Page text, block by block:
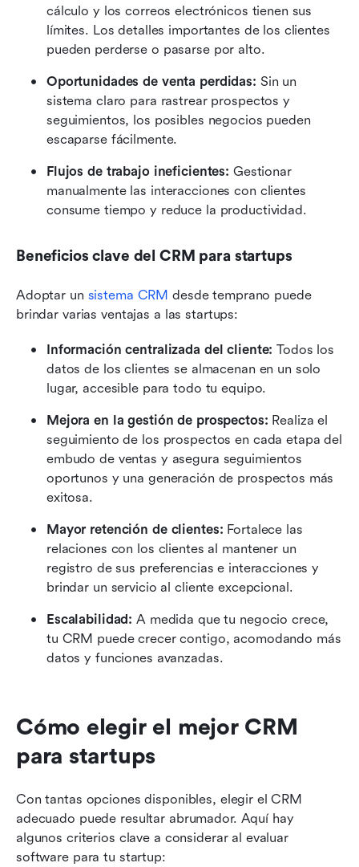
cálculo y los correos electrónicos tienen sus
límites. Los detalles importantes de los clientes
pueden perderse o pasarse por alto.
Oportunidades de venta perdidas: Sin un
sistema claro para rastrear prospectos y
seguimientos, los posibles negocios pueden
escaparse fácilmente.
Flujos de trabajo ineficientes: Gestionar
manualmente las interacciones con clientes
consume tiempo y reduce la productividad.
Beneficios clave del CRM para startups
Adoptar un sistema CRM desde temprano puede
brindar varias ventajas a las startups:
Información centralizada del cliente: Todos los
datos de los clientes se almacenan en un solo
lugar, accesible para todo tu equipo.
Mejora en la gestión de prospectos: Realiza el
seguimiento de los prospectos en cada etapa del
embudo de ventas y asegura seguimientos
oportunos y una generación de prospectos más
exitosa.
Mayor retención de clientes: Fortalece las
relaciones con los clientes al mantener un
registro de sus preferencias e interacciones y
brindar un servicio al cliente excepcional.
Escalabilidad: A medida que tu negocio crece,
tu CRM puede crecer contigo, acomodando más
datos y funciones avanzadas.
Cómo elegir el mejor CRM
para startups
Con tantas opciones disponibles, elegir el CRM
adecuado puede resultar abrumador. Aquí hay
algunos criterios clave a considerar al evaluar
software para tu startup: